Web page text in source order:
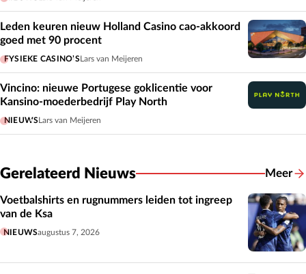
Leden keuren nieuw Holland Casino cao-akkoord
goed met 90 procent
FYSIEKE CASINO’SLars van Meijeren
Vincino: nieuwe Portugese goklicentie voor
Kansino-moederbedrijf Play North
NIEUWSLars van Meijeren
Gerelateerd Nieuws Meer
Voetbalshirts en rugnummers leiden tot ingreep
van de Ksa
NIEUWSaugustus 7, 2026